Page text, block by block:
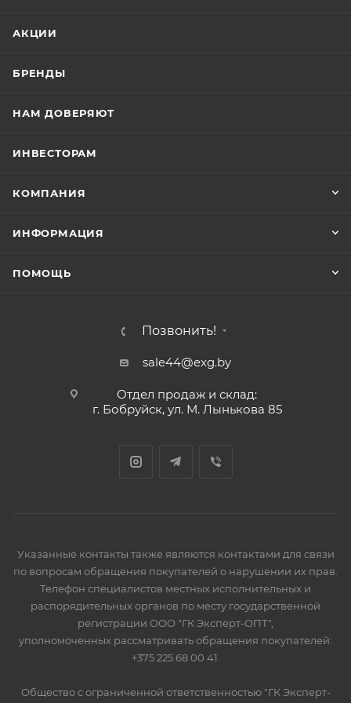
АКЦИИ
БРЕНДЫ
НАМ ДОВЕРЯЮТ
ИНВЕСТОРАМ
КОМПАНИЯ
ИНФОРМАЦИЯ
ПОМОЩЬ
Позвонить!
sale44@exg.by
Отдел продаж и склад:
г. Бобруйск, ул. М. Лынькова 85
Указанные контакты также являются контактами для связи
по вопросам обращения покупателей о нарушении их прав.
Телефон специалистов местных исполнительных и
распорядительных органов по месту государственной
регистрации ООО "ГК Эксперт-ОПТ",
уполномоченных рассматривать обращения покупателей:
+375 225 68 00 41.
Общество с ограниченной ответственностью "ГК Эксперт-